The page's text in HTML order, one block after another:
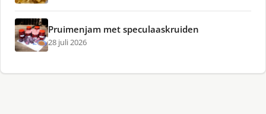
Pruimenjam met speculaaskruiden
28 juli 2026